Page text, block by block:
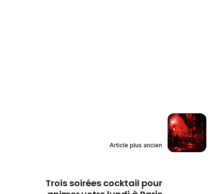
Article plus ancien
Trois soirées cocktail pour